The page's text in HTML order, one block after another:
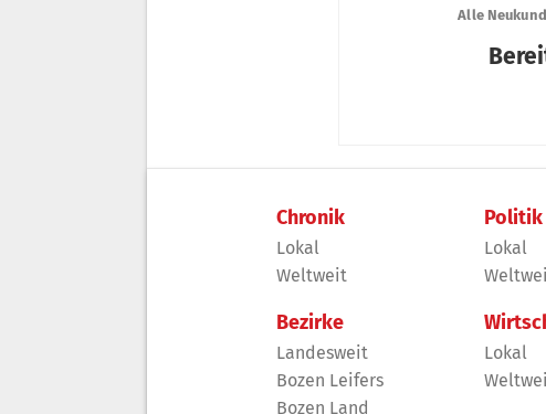
Chronik
Lokal
Weltweit
Bezirke
Landesweit
Bozen Leifers
Bozen Land
Politik
Lokal
Lokal